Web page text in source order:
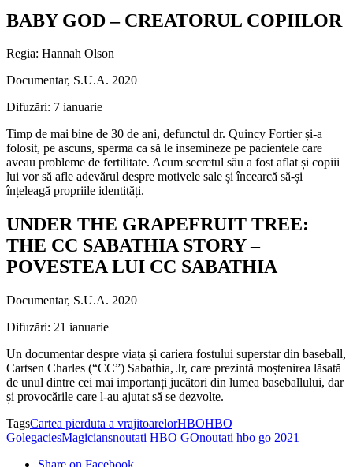
BABY GOD – CREATORUL COPIILOR
Regia: Hannah Olson
Documentar, S.U.A. 2020
Difuzări: 7 ianuarie
Timp de mai bine de 30 de ani, defunctul dr. Quincy Fortier și-a
folosit, pe ascuns, sperma ca să le insemineze pe pacientele care
aveau probleme de fertilitate. Acum secretul său a fost aflat și copiii
lui vor să afle adevărul despre motivele sale și încearcă să-și
înțeleagă propriile identități.
UNDER THE GRAPEFRUIT TREE:
THE CC SABATHIA STORY –
POVESTEA LUI CC SABATHIA
Documentar, S.U.A. 2020
Difuzări: 21 ianuarie
Un documentar despre viața și cariera fostului superstar din baseball,
Cartsen Charles (“CC”) Sabathia, Jr, care prezintă moștenirea lăsată
de unul dintre cei mai importanți jucători din lumea baseballului, dar
și provocările care l-au ajutat să se dezvolte.
TagsCartea pierduta a vrajitoarelorHBOHBO
GolegaciesMagiciansnoutati HBO GOnoutati hbo go 2021